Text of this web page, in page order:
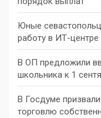
Юные
работу в ИТ-
В ОП предложили
школьника к 1
В Госдуме
торговлю